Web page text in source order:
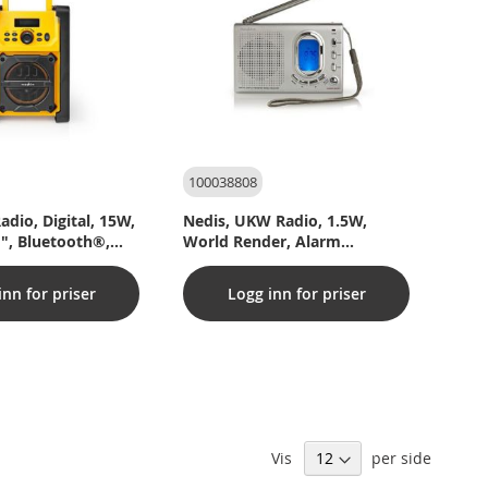
Digital, 15W,
", Bluetooth®,
for priser
100038808
Nedis, UKW Radio, 1.5W,
World Render, Alarm
Function, Gray
Logg inn for priser
Vis per side